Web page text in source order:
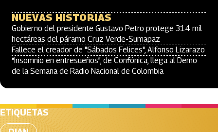
NUEVAS HISTORIAS
Gobierno del presidente Gustavo Petro protege 314 mil
hectáreas del páramo Cruz Verde-Sumapaz
Fallece el creador de "Sábados Felices", Alfonso Lizarazo
“Insomnio en entresueños”, de Confónica, llega al Demo
de la Semana de Radio Nacional de Colombia
ETIQUETAS